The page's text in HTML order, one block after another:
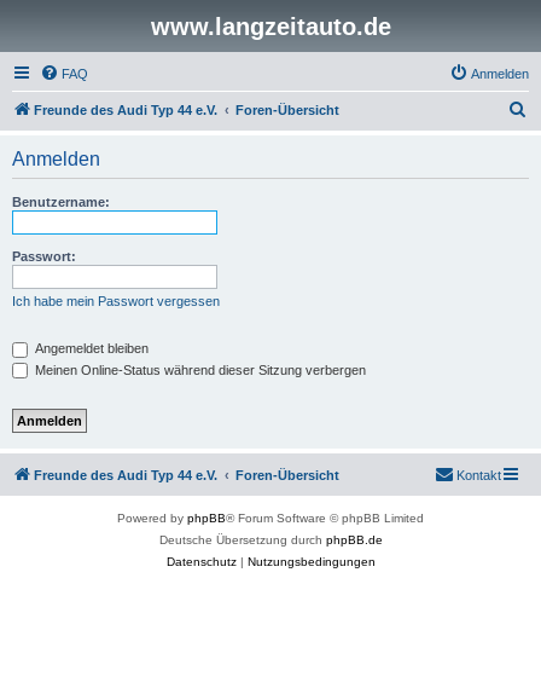
www.langzeitauto.de
FAQ Anmelden
Freunde des Audi Typ 44 e.V. Foren-Übersicht
Anmelden
Benutzername:
Passwort:
Ich habe mein Passwort vergessen
Angemeldet bleiben
Meinen Online-Status während dieser Sitzung verbergen
Freunde des Audi Typ 44 e.V. Foren-Übersicht Kontakt
Powered by phpBB® Forum Software © phpBB Limited
Deutsche Übersetzung durch phpBB.de
Datenschutz| Nutzungsbedingungen